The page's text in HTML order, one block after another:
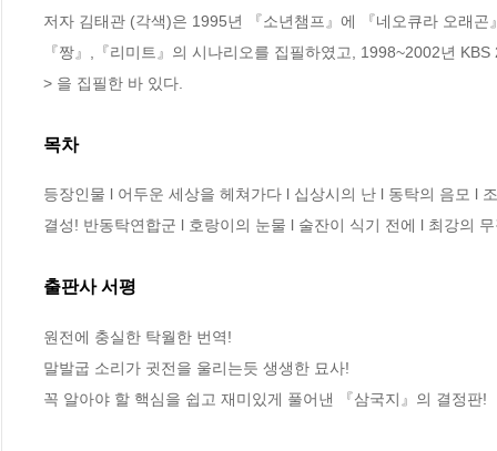
저자 김태관 (각색)은 1995년 『소년챔프』에 『네오큐라 오래
『짱』,『리미트』의 시나리오를 집필하였고, 1998~2002년
> 을 집필한 바 있다.
목차
등장인물 l 어두운 세상을 헤쳐가다 l 십상시의 난 l 동탁의 음모 l
결성! 반동탁연합군 l 호랑이의 눈물 l 술잔이 식기 전에 l 최강의
출판사 서평
원전에 충실한 탁월한 번역!
말발굽 소리가 귓전을 울리는듯 생생한 묘사!
꼭 알아야 할 핵심을 쉽고 재미있게 풀어낸 『삼국지』의 결정판!